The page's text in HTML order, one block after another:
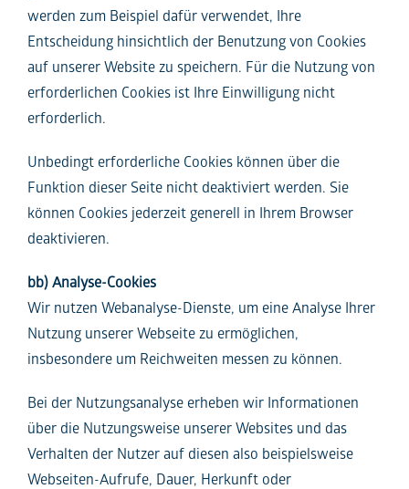
werden zum Beispiel dafür verwendet, Ihre
Entscheidung hinsichtlich der Benutzung von Cookies
auf unserer Website zu speichern. Für die Nutzung von
erforderlichen Cookies ist Ihre Einwilligung nicht
erforderlich.
Unbedingt erforderliche Cookies können über die
Funktion dieser Seite nicht deaktiviert werden. Sie
können Cookies jederzeit generell in Ihrem Browser
deaktivieren.
bb) Analyse-Cookies
Wir nutzen Webanalyse-Dienste, um eine Analyse Ihrer
Nutzung unserer Webseite zu ermöglichen,
insbesondere um Reichweiten messen zu können.
Bei der Nutzungsanalyse erheben wir Informationen
über die Nutzungsweise unserer Websites und das
Verhalten der Nutzer auf diesen also beispielsweise
Webseiten-Aufrufe, Dauer, Herkunft oder